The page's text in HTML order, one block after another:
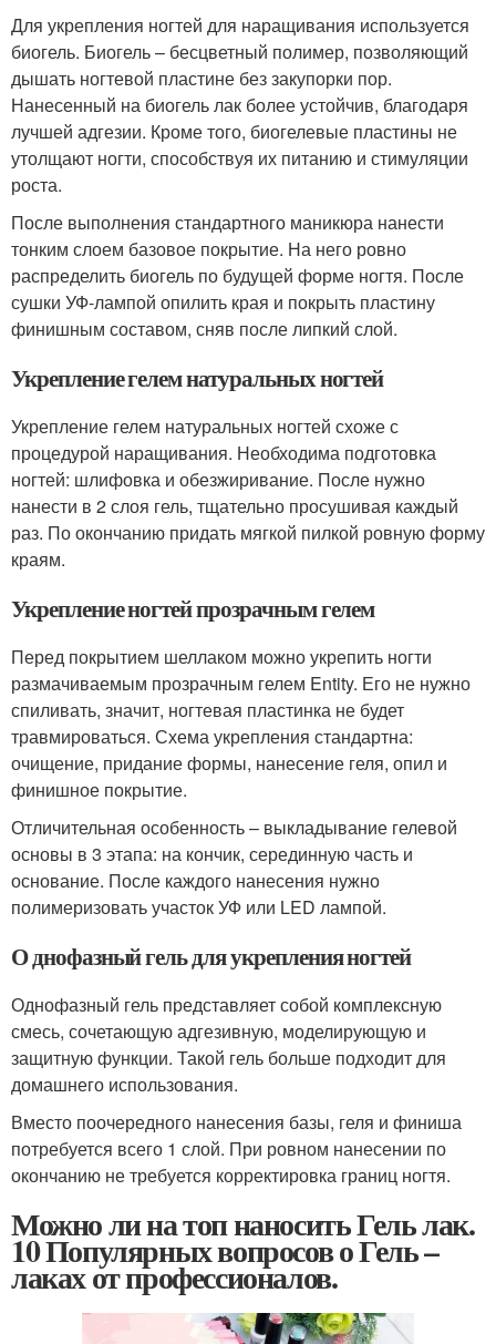
Для укрепления ногтей для наращивания используется
биогель. Биогель – бесцветный полимер, позволяющий
дышать ногтевой пластине без закупорки пор.
Нанесенный на биогель лак более устойчив, благодаря
лучшей адгезии. Кроме того, биогелевые пластины не
утолщают ногти, способствуя их питанию и стимуляции
роста.
После выполнения стандартного маникюра нанести
тонким слоем базовое покрытие. На него ровно
распределить биогель по будущей форме ногтя. После
сушки УФ-лампой опилить края и покрыть пластину
финишным составом, сняв после липкий слой.
Укрепление гелем натуральных ногтей
Укрепление гелем натуральных ногтей схоже с
процедурой наращивания. Необходима подготовка
ногтей: шлифовка и обезжиривание. После нужно
нанести в 2 слоя гель, тщательно просушивая каждый
раз. По окончанию придать мягкой пилкой ровную форму
краям.
Укрепление ногтей прозрачным гелем
Перед покрытием шеллаком можно укрепить ногти
размачиваемым прозрачным гелем Entity. Его не нужно
спиливать, значит, ногтевая пластинка не будет
травмироваться. Схема укрепления стандартна:
очищение, придание формы, нанесение геля, опил и
финишное покрытие.
Отличительная особенность – выкладывание гелевой
основы в 3 этапа: на кончик, серединную часть и
основание. После каждого нанесения нужно
полимеризовать участок УФ или LED лампой.
О днофазный гель для укрепления ногтей
Однофазный гель представляет собой комплексную
смесь, сочетающую адгезивную, моделирующую и
защитную функции. Такой гель больше подходит для
домашнего использования.
Вместо поочередного нанесения базы, геля и финиша
потребуется всего 1 слой. При ровном нанесении по
окончанию не требуется корректировка границ ногтя.
Можно ли на топ наносить Гель лак.
10 Популярных вопросов о Гель –
лаках от профессионалов.